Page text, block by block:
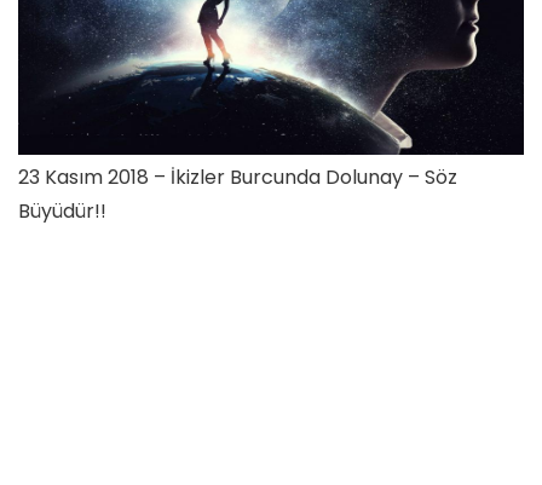
23 Kasım 2018 – İkizler Burcunda Dolunay – Söz
Büyüdür!!